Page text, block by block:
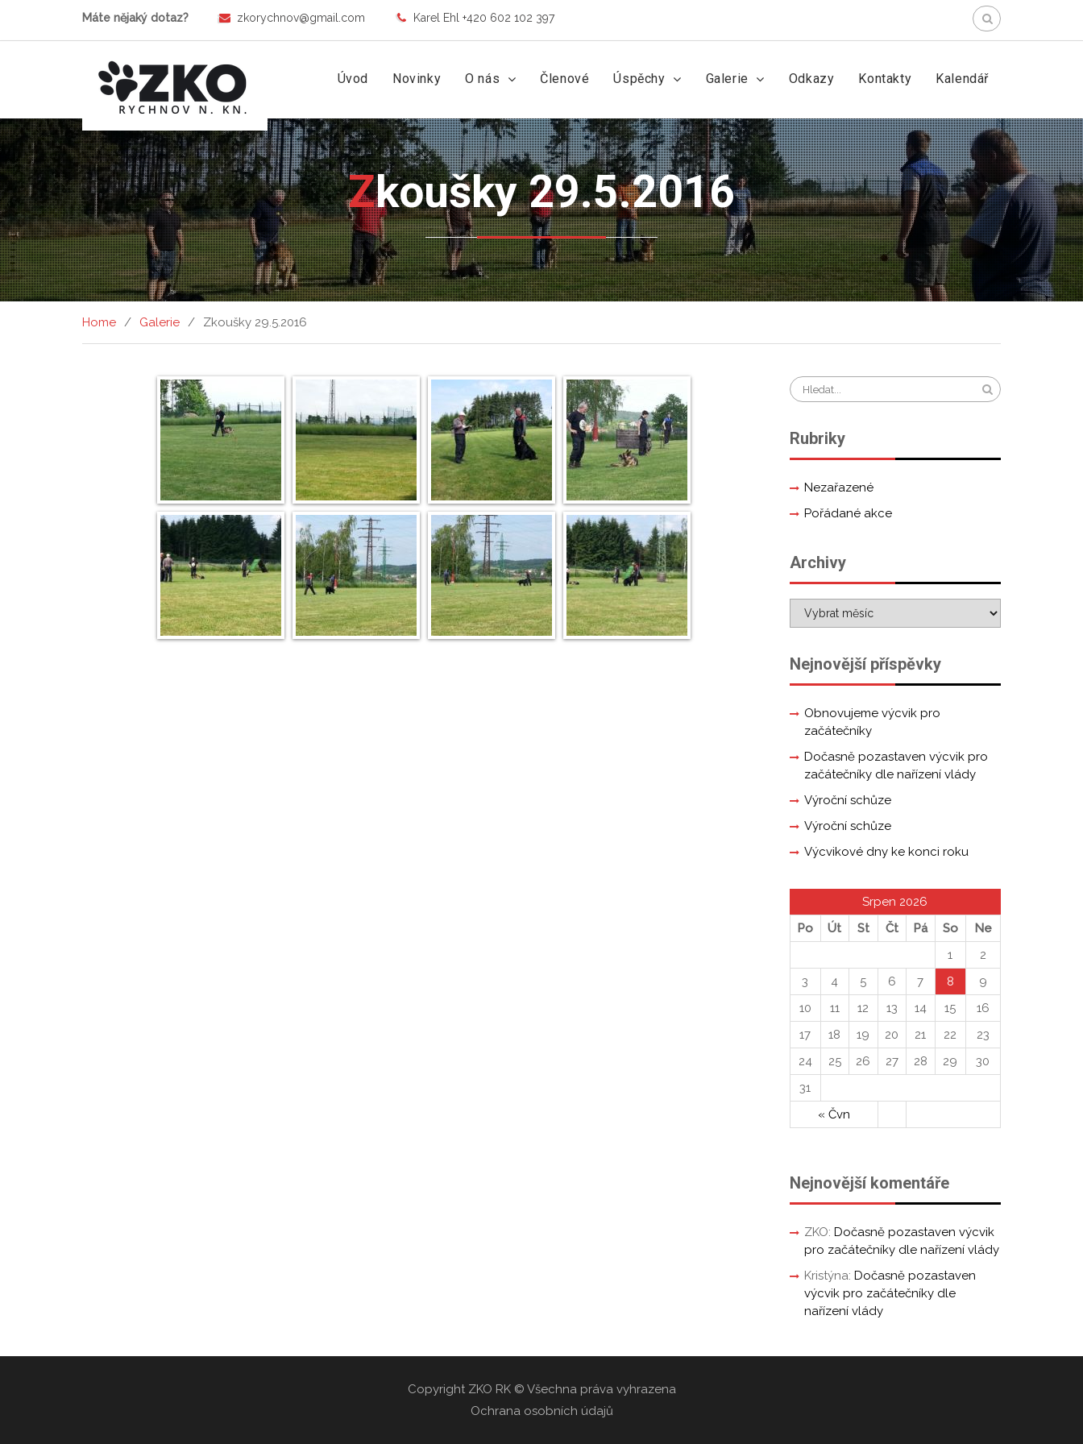
Máte nějaký dotaz? zkorychnov@gmail.com Karel Ehl +420 602 102 397
Úvod Novinky O nás Členové Úspěchy Galerie Odkazy Kontakty Kalendář
Zkoušky 29.5.2016
Home Galerie Zkoušky 29.5.2016
Rubriky
Nezařazené
Pořádané akce
Archivy
Nejnovější příspěvky
Obnovujeme výcvik pro
začátečníky
Dočasně pozastaven výcvik pro
začátečníky dle nařízení vlády
Výroční schůze
Výroční schůze
Výcvikové dny ke konci roku
Srpen 2026
Po
Út St Čt Pá So Ne
« Čvn
1
2
3
4 5 6 7 8
9
10
11 12 13 14 15
16
17
18 19 20 21 22
23
24
25 26 27 28 29
30
31
Nejnovější komentáře
ZKO: Dočasně pozastaven výcvik
pro začátečníky dle nařízení vlády
Kristýna: Dočasně pozastaven
výcvik pro začátečníky dle
nařízení vlády
Copyright ZKO RK © Všechna práva vyhrazena
Ochrana osobních údajů